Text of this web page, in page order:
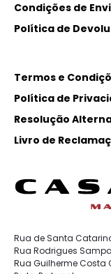
Condições de
Política de
Termos e
Política de
Resolução
Livro de
Rua de Santa
Rua Rodrigues
Rua Guilherme Costa